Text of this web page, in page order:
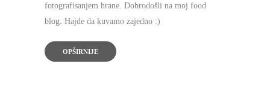
fotografisanjem hrane. Dobrodošli na moj food
blog. Hajde da kuvamo zajedno :)
OPŠIRNIJE